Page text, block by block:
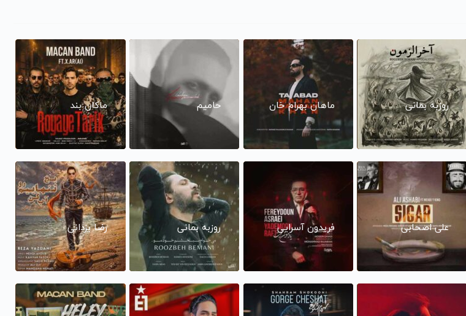
روزبه بمانی ماهان بهرام خان حامیم ماکان بند
علی اصحابی فریدون آسرایی روزبه بمانی رضا یزدانی